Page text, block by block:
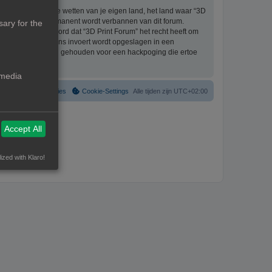
bevat die de wetten van je eigen land, het land waar “3D
ingang en permanent wordt verbannen van dit forum.
er mee akkoord dat “3D Print Forum” het recht heeft om
die je bij ons invoert wordt opgeslagen in een
worden gehouden voor een hackpoging die ertoe
Alle tijden zijn UTC+02:00
Cookie-Settings
Verwijder cookies
for the
Accept All
with Klaro!